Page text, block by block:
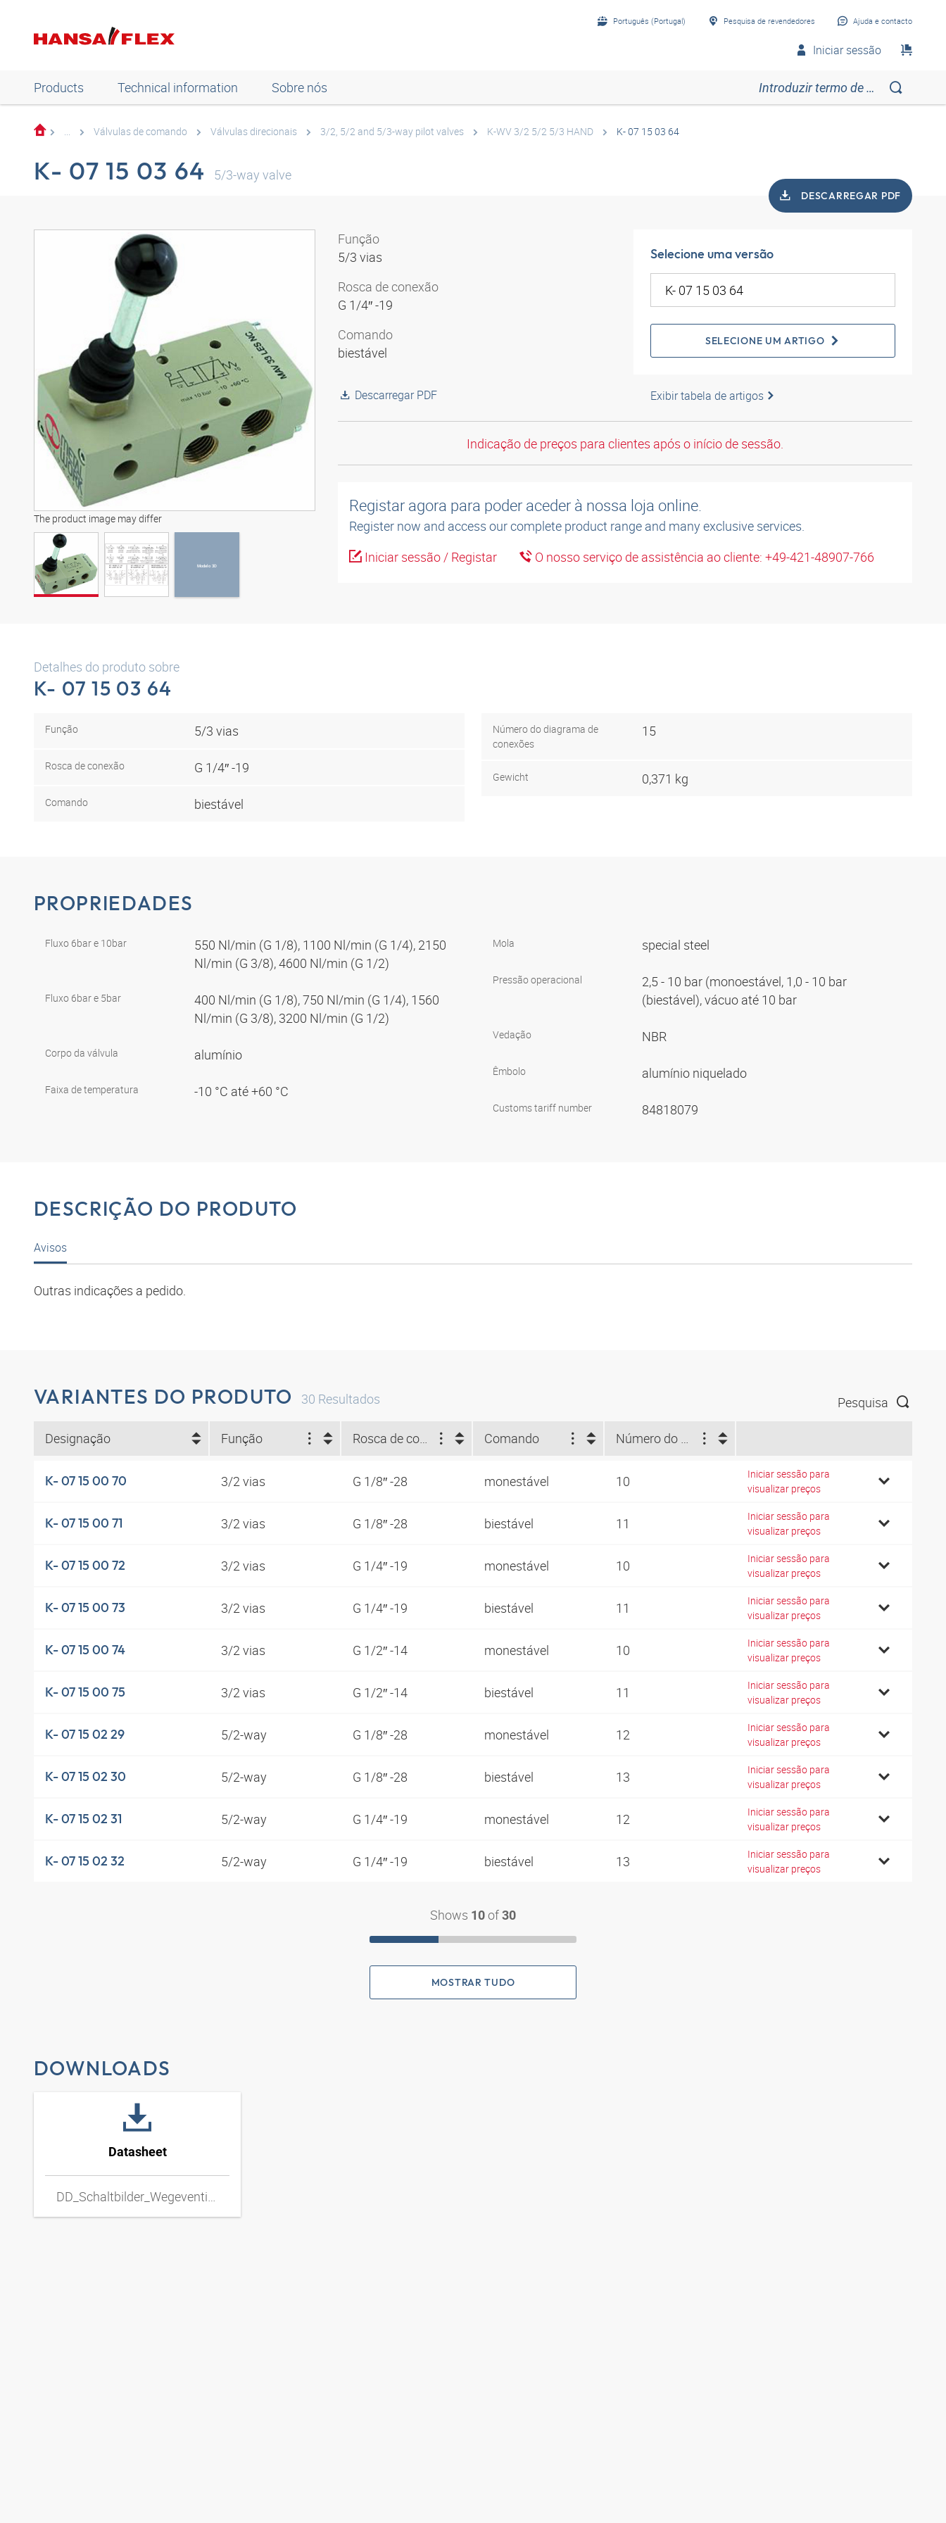
Português (Portugal) Pesquisa de revendedores Ajuda e contacto
Iniciar sessão
Products Technical information Sobre nós
... Válvulas de comando Válvulas direcionais 3/2, 5/2 and 5/3-way pilot valves K-WV 3/2 5/2 5/3 HAND K- 07 15 03 64
K- 07 15 03 64 5/3-way valve
DESCARREGAR PDF
The product image may differ
Modelo 3D
Modelo 3D
Função
5/3 vias
Rosca de conexão
G 1/4″ -19
Comando
biestável
Descarregar PDF
Selecione uma versão
SELECIONE UM ARTIGO
Exibir tabela de artigos
Indicação de preços para clientes após o início de sessão.
Registar agora para poder aceder à nossa loja online.
Register now and access our complete product range and many exclusive services.
Iniciar sessão / Registar
O nosso serviço de assistência ao cliente: +49-421-48907-766
Detalhes do produto sobre
K- 07 15 03 64
Função 5/3 vias
Rosca de conexão G 1/4″ -19
Comando biestável
Número do diagrama de
conexões
15
Gewicht 0,371 kg
PROPRIEDADES
Fluxo 6bar e 10bar
550 Nl/min (G 1/8), 1100 Nl/min (G 1/4), 2150
Nl/min (G 3/8), 4600 Nl/min (G 1/2)
Fluxo 6bar e 5bar
400 Nl/min (G 1/8), 750 Nl/min (G 1/4), 1560
Nl/min (G 3/8), 3200 Nl/min (G 1/2)
Corpo da válvula alumínio
Faixa de temperatura -10 °C até +60 °C
Mola special steel
Pressão operacional
2,5 - 10 bar (monoestável, 1,0 - 10 bar
(biestável), vácuo até 10 bar
Vedação NBR
Êmbolo alumínio niquelado
Customs tariff number 84818079
DESCRIÇÃO DO PRODUTO
Avisos
Outras indicações a pedido.
VARIANTES DO PRODUTO 30 Resultados Pesquisa
Designação Função Rosca de conexão Comando Número do diagrama de conexões
K- 07 15 00 70 3/2 vias G 1/8″ -28 monestável 10
Iniciar sessão para
visualizar preços
K- 07 15 00 71 3/2 vias G 1/8″ -28 biestável 11
Iniciar sessão para
visualizar preços
K- 07 15 00 72 3/2 vias G 1/4″ -19 monestável 10
Iniciar sessão para
visualizar preços
K- 07 15 00 73 3/2 vias G 1/4″ -19 biestável 11
Iniciar sessão para
visualizar preços
K- 07 15 00 74 3/2 vias G 1/2″ -14 monestável 10
Iniciar sessão para
visualizar preços
K- 07 15 00 75 3/2 vias G 1/2″ -14 biestável 11
Iniciar sessão para
visualizar preços
K- 07 15 02 29 5/2-way G 1/8″ -28 monestável 12
Iniciar sessão para
visualizar preços
K- 07 15 02 30 5/2-way G 1/8″ -28 biestável 13
Iniciar sessão para
visualizar preços
K- 07 15 02 31 5/2-way G 1/4″ -19 monestável 12
Iniciar sessão para
visualizar preços
K- 07 15 02 32 5/2-way G 1/4″ -19 biestável 13
Iniciar sessão para
visualizar preços
Shows 10 of 30
MOSTRAR TUDO
DOWNLOADS
Datasheet
DD_Schaltbilder_Wegeventil_Hand_